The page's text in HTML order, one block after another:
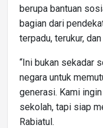
berupa bantuan
bagian dari
terpadu, terukur,
“Ini bukan sekadar
negara untuk
generasi. Kami
sekolah, tapi siap
Rabiatul.